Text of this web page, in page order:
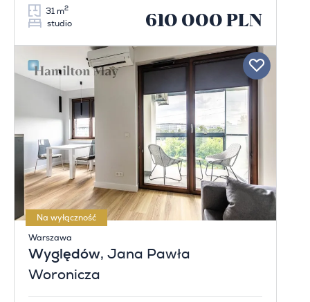
31 m2
studio 610 000 PLN
Na wyłączność
Warszawa
Wyględów, Jana Pawła
Woronicza